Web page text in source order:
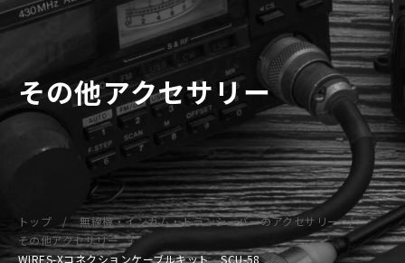
その他アクセサリー
トップ
無線機・インカム・トランシーバーのアクセサリー
その他アクセサリー
WIRES-Xコネクションケーブルキット SCU-58